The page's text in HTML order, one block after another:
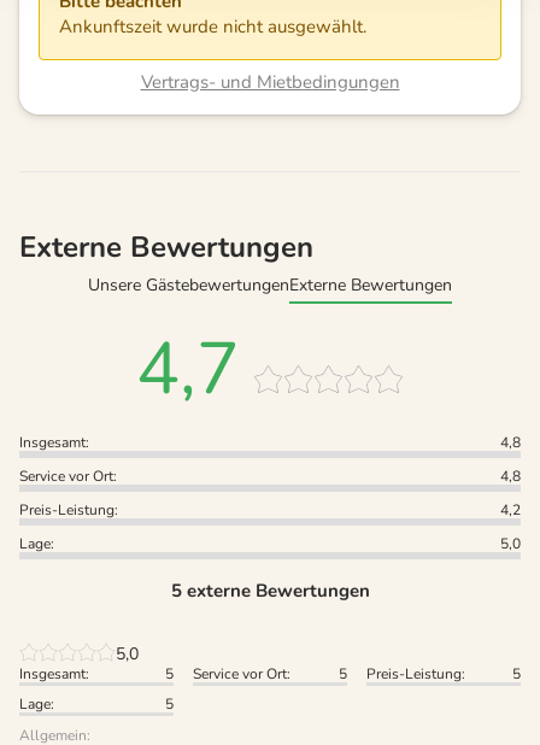
Ankunftszeit wurde nicht ausgewählt.
Vertrags- und Mietbedingungen
Externe Bewertungen
Unsere GästebewertungenExterne Bewertungen
4,7
Insgesamt:
4,8
Service vor Ort:
4,8
Preis-Leistung:
4,2
Lage:
5,0
5 externe Bewertungen
5,0
Insgesamt: 5 Service vor Ort: 5 Preis-Leistung:
5
Lage:
5
Allgemein: